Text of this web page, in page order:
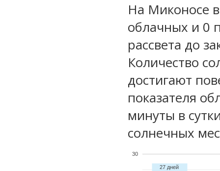
На Миконосе
облачных и 0
рассвета до
Количество
достигают
показателя
минуты в
солнечных
30
27 дней